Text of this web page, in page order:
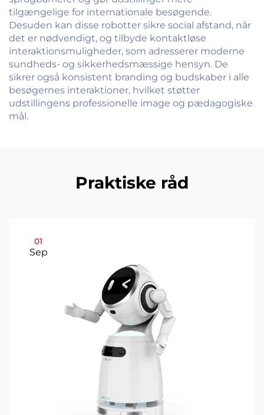
tilgængelige for internationale besøgende.
Desuden kan disse robotter sikre social afstand, når
det er nødvendigt, og tilbyde kontaktløse
interaktionsmuligheder, som adresserer moderne
sundheds- og sikkerhedsmæssige hensyn. De
sikrer også konsistent branding og budskaber i alle
besøgernes interaktioner, hvilket støtter
udstillingens professionelle image og pædagogiske
mål.
Praktiske råd
01
Sep